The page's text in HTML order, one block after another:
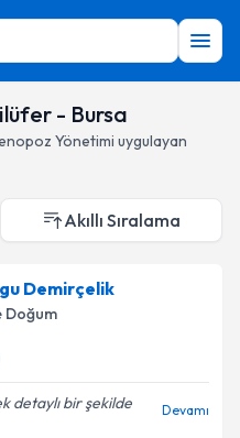
- Bursa
Yönetimi uygulayan
Akıllı Sıralama
Demirçelik
Doğum
detaylı bir şekilde
Devamı